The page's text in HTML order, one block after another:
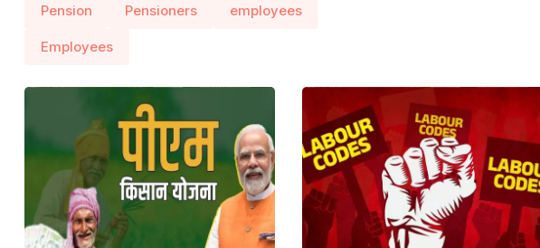
Pension Pensioners employees
Employees